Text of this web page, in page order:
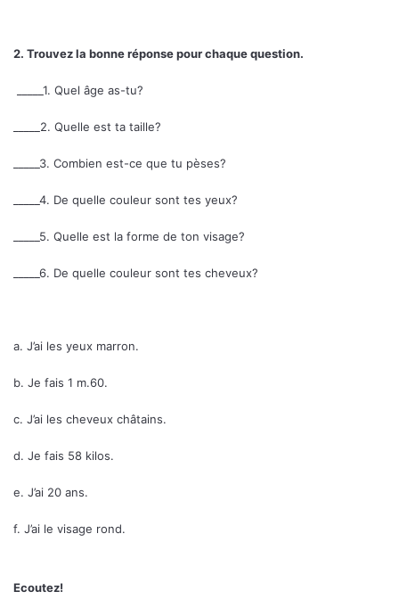
2. Trouvez la bonne réponse pour chaque question.
_____1. Quel âge as-tu?
_____2. Quelle est ta taille?
_____3. Combien est-ce que tu pèses?
_____4. De quelle couleur sont tes yeux?
_____5. Quelle est la forme de ton visage?
_____6. De quelle couleur sont tes cheveux?
a. J’ai les yeux marron.
b. Je fais 1 m.60.
c. J’ai les cheveux châtains.
d. Je fais 58 kilos.
e. J’ai 20 ans.
f. J’ai le visage rond.
Ecoutez!